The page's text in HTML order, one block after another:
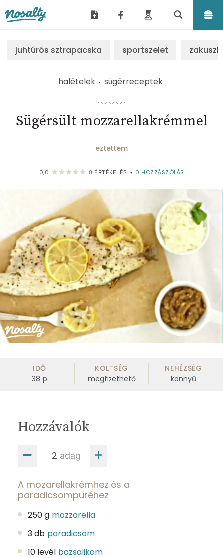
juhtúrós sztrapacska sportszelet
halételek sügérreceptek
Sügérsült mozzarellakrémmel
eztettem
0,0 0 ÉRTÉKELÉS • 0 HOZZÁSZÓLÁS
IDŐ
38 p
KÖLTSÉG
megfizethető
NEHÉZSÉG
könnyű
adag
Hozzávalók
A mozarellakrémhez és a
paradicsompüréhez
250 g mozzarella
3 db paradicsom
10 levél bazsalikom